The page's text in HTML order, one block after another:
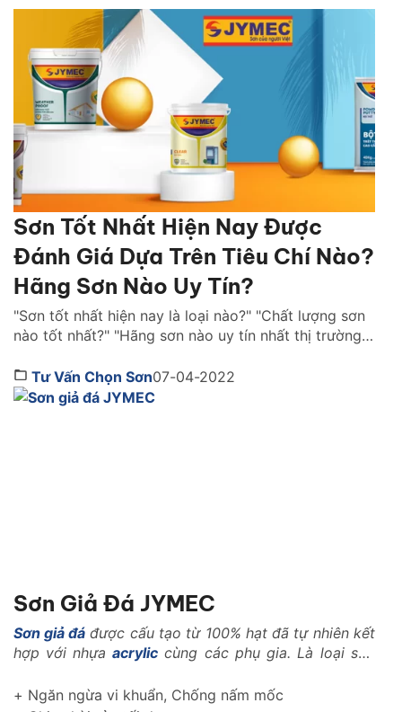
Sơn Tốt Nhất Hiện Nay Được
Đánh Giá Dựa Trên Tiêu Chí Nào?
Hãng Sơn Nào Uy Tín?
"Sơn tốt nhất hiện nay là loại nào?" "Chất lượng sơn
nào tốt nhất?" "Hãng sơn nào uy tín nhất thị trường
quan tâm. Cùng Sơn JYMEC tìm hiểu những lời
khuyên hữu ích qua bài viêt dưới đây nhé! Sơn tốt
Tư Vấn Chọn Sơn07-04-2022
Sơn Giả Đá JYMEC
Sơn giả đá được cấu tạo từ 100% hạt đã tự nhiên kết
hợp với nhựa acrylic cùng các phụ gia. Là loại sơn
như: Là loại vật liệu nhẹ, có khả năng kháng nhiệt,
+ Ngăn ngừa vi khuẩn, Chống nấm mốc